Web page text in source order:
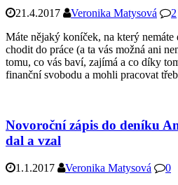
21.4.2017 Veronika Matysová
2
Máte nějaký koníček, na který nemáte
chodit do práce (a ta vás možná ani
tomu, co vás baví, zajímá a co díky
finanční svobodu a mohli pracovat
Novoroční zápis do deníku
dal a vzal
1.1.2017 Veronika Matysová
0